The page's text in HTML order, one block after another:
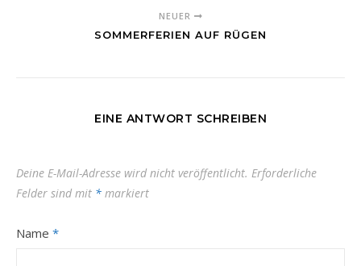
NEUER
SOMMERFERIEN AUF RÜGEN
EINE ANTWORT SCHREIBEN
Deine E-Mail-Adresse wird nicht veröffentlicht. Erforderliche
Felder sind mit * markiert
Name *